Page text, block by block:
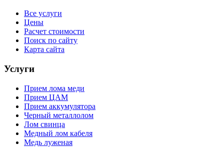
Все услуги
Цены
Расчет стоимости
Поиск по сайту
Карта сайта
Услуги
Прием лома меди
Прием ЦАМ
Прием аккумулятора
Черный металлолом
Лом свинца
Медный лом кабеля
Медь луженая